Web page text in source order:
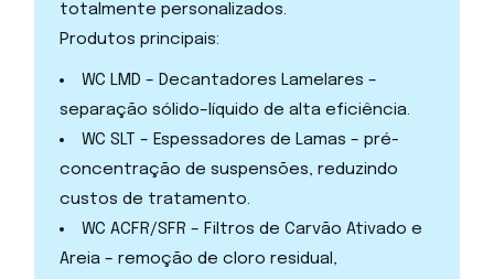
totalmente personalizados.
Produtos principais:
WC LMD – Decantadores Lamelares –
separação sólido–líquido de alta eficiência.
WC SLT – Espessadores de Lamas – pré-
concentração de suspensões, reduzindo
custos de tratamento.
WC ACFR/SFR – Filtros de Carvão Ativado e
Areia – remoção de cloro residual,